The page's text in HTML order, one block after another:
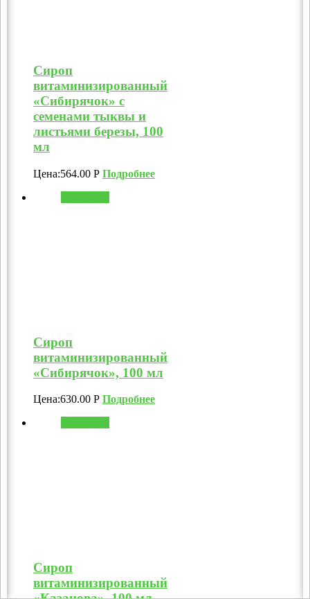
Сироп
витаминизированный
«Сибирячок» с
семенами тыквы и
листьями березы, 100
мл
Цена:564.00 Р Подробнее
Сироп
витаминизированный
«Сибирячок», 100 мл
Цена:630.00 Р Подробнее
Сироп
витаминизированный